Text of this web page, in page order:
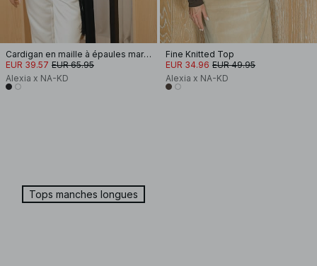
Cardigan en maille à épaules marquées
EUR 39.57 EUR 65.95
Alexia x NA-KD
Fine Knitted Top
EUR 34.96 EUR 49.95
Alexia x NA-KD
Tops manches longues